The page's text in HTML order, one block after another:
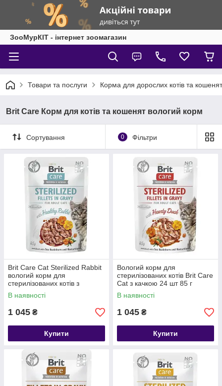
ЗооМурКІТ - інтернет зоомагазин
Товари та послуги Корма для дорослих котів та кошенят
Brit Care Корм для котів та кошенят вологий корм
Сортування 0 Фільтри
Brit Care Cat Sterilized Rabbit
вологий корм для
стерилізованих котів з
кроликом, 24 шт 85 гр
В наявності
1 045 ₴
Купити
Вологий корм для
стерилізованих котів Brit Care
Cat з качкою 24 шт 85 г
В наявності
1 045 ₴
Купити